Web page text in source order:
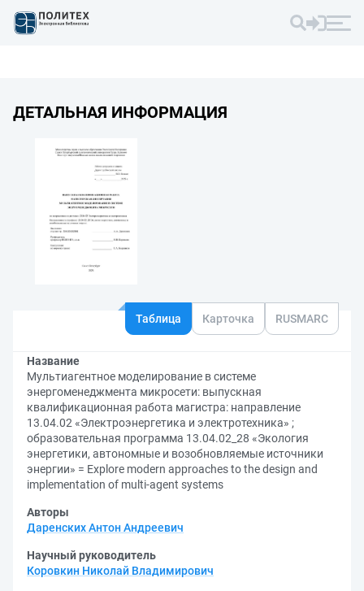
ДЕТАЛЬНАЯ ИНФОРМАЦИЯ
Таблица Карточка RUSMARC
Название
Мультиагентное моделирование в системе
энергоменеджмента микросети: выпускная
квалификационная работа магистра: направление
13.04.02 «Электроэнергетика и электротехника» ;
образовательная программа 13.04.02_28 «Экология
энергетики, автономные и возобновляемые источники
энергии» = Explore modern approaches to the design and
implementation of multi-agent systems
Авторы
Даренских Антон Андреевич
Научный руководитель
Коровкин Николай Владимирович